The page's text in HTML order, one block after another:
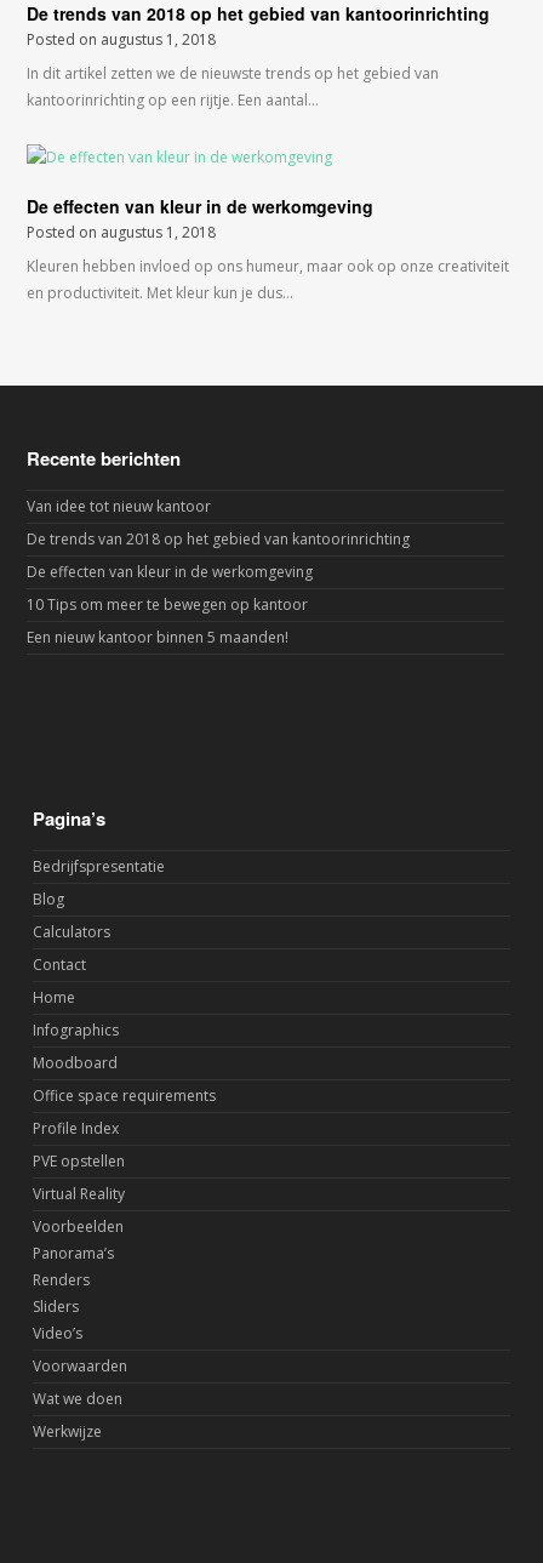
De trends van 2018 op het gebied van kantoorinrichting
Posted on augustus 1, 2018
In dit artikel zetten we de nieuwste trends op het gebied van
kantoorinrichting op een rijtje. Een aantal…
De effecten van kleur in de werkomgeving
Posted on augustus 1, 2018
Kleuren hebben invloed op ons humeur, maar ook op onze creativiteit
en productiviteit. Met kleur kun je dus…
Recente berichten
Van idee tot nieuw kantoor
De trends van 2018 op het gebied van kantoorinrichting
De effecten van kleur in de werkomgeving
10 Tips om meer te bewegen op kantoor
Een nieuw kantoor binnen 5 maanden!
Pagina’s
Bedrijfspresentatie
Blog
Calculators
Contact
Home
Infographics
Moodboard
Office space requirements
Profile Index
PVE opstellen
Virtual Reality
Voorbeelden
Panorama’s
Renders
Sliders
Video’s
Voorwaarden
Wat we doen
Werkwijze